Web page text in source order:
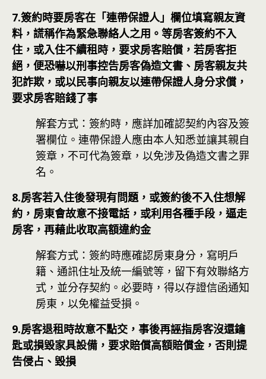
7.簽約時要房客在「連帶保證人」欄位填寫親友資
料，謊稱作為緊急聯絡人之用。等房客簽約不入
住，或入住不續租時，要求房客賠償，若房客拒
絕，便恐嚇以刑事控告房客偽造文書、房客親友共
犯詐欺，或以民事向親友以連帶保證人身分求償，
要求房客賠錢了事
解套方式：簽約時，應詳加確認契約內容及簽
署欄位。連帶保證人應由本人知悉並讓其親自
簽章，不可代為簽章，以免涉及偽造文書之罪
名。
8.房客若入住後發現有問題，或簽約後不入住想解
約，房東會故意不接電話，或利用各種手段，逼走
房客，再藉此收取高額違約金
解套方式：簽約時應確認房東身分，寫明戶
籍、通訊住址及統一編號等，留下有效聯絡方
式，並分存契約。必要時，得以存證信函通知
房東，以免權益受損。
9.房客退租時故意不點交，事後再誣指房客沒還鑰
匙或損毀家具設備，要求賠償高額賠償金，否則提
告侵占、毀損